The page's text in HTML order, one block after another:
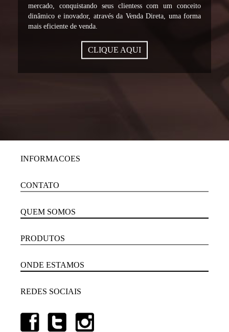
mercado, conquistando seus clientess com um conceito
dinâmico e inovador, através da Venda Direta, uma forma
mais eficiente de venda.
CLIQUE AQUI
INFORMACOES
CONTATO
QUEM SOMOS
PRODUTOS
ONDE ESTAMOS
REDES SOCIAIS